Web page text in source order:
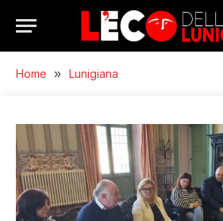
Home » Lunigiana